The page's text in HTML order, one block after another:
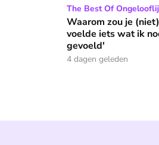
Waarom zou je (niet) in God
The Best Of
Waarom zou je
voelde iets wat ik
gevoeld'
4 dagen geleden